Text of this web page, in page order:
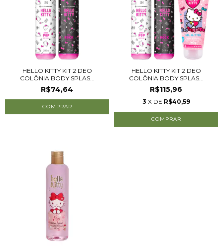
HELLO KITTY KIT 2 DEO
COLÔNIA BODY SPLAS...
R$74,64
HELLO KITTY KIT 2 DEO
COLÔNIA BODY SPLAS...
R$115,96
3 X DE R$40,59